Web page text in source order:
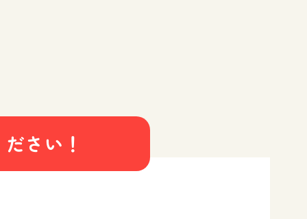
さい！